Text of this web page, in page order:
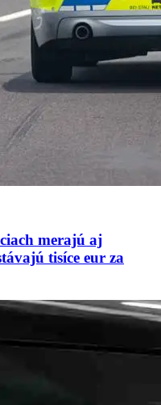
merajú aj
tisíce eur za